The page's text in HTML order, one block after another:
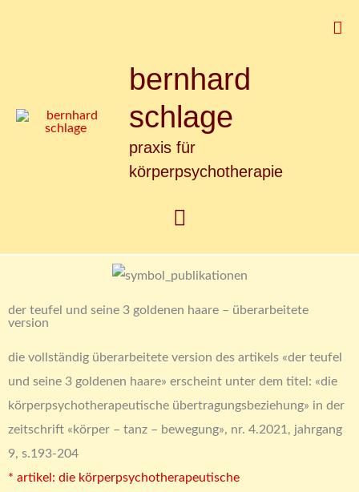
bernhard
schlage
praxis für
körperpsychotherapie
Hauptmenü
der teufel und seine 3 goldenen haare – überarbeitete
version
die vollständig überarbeitete version des artikels «der teufel
und seine 3 goldenen haare» erscheint unter dem titel: «die
körperpsychotherapeutische übertragungsbeziehung» in der
zeitschrift «körper – tanz – bewegung», nr. 4.2021, jahrgang
9, s.193-204
* artikel: die körperpsychotherapeutische